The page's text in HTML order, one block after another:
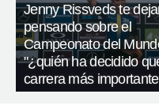
Jenny Rissveds te
pensando sobre el
Campeonato del
"¿quién ha decidido
carrera más